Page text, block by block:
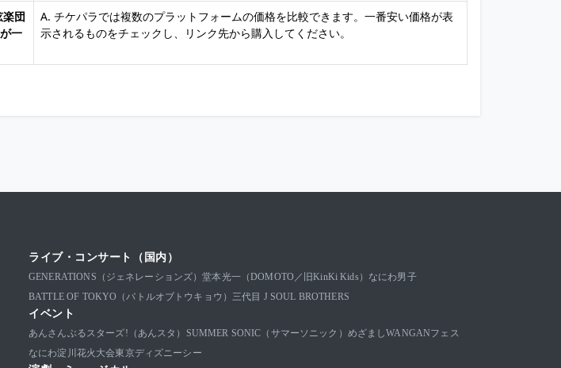
団
一
A. チケパラでは複数のプラットフォームの価格を比較できます。一番安い価格が表
示されるものをチェックし、リンク先から購入してください。
ライブ・コンサート（国内）
GENERATIONS（ジェネレーションズ）堂本光一（DOMOTO／旧KinKi Kids） なにわ男子
BATTLE OF TOKYO（バトルオブトウキョウ） 三代目 J SOUL BROTHERS
イベント
あんさんぶるスターズ!（あんスタ） SUMMER SONIC（サマーソニック） めざましWANGANフェス
なにわ淀川花火大会東京ディズニーシー